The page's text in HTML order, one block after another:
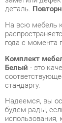
Комплект
стандарту.
будем рады,
использования,
будущим
Кроме формы
консультацию,
e-mail, телефону
Telegram и